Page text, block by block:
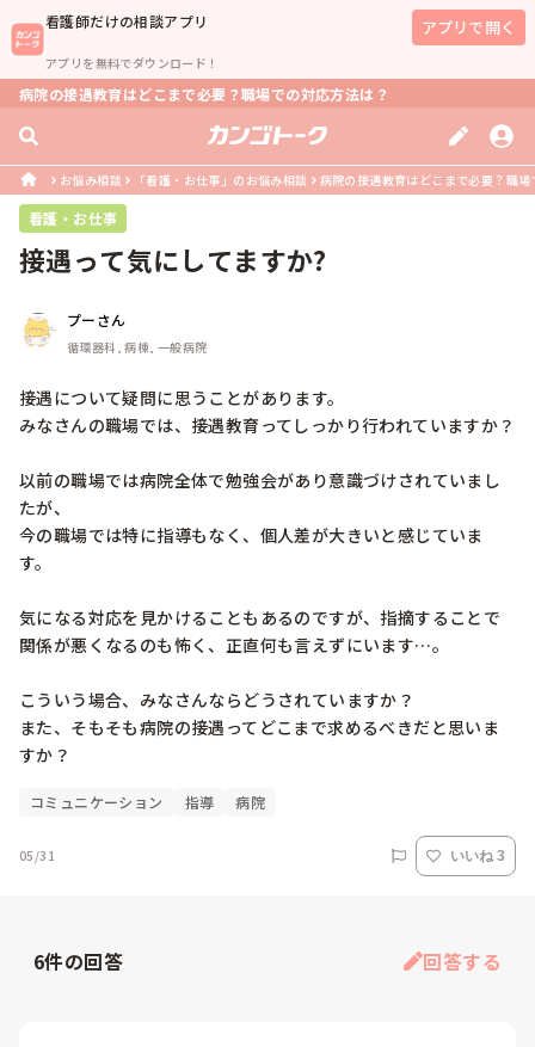
看護師だけの相談アプリ
アプリを無料でダウンロード！
アプリで開く
病院の接遇教育はどこまで必要？職場での対応方法は？
お悩み相談 「看護・お仕事」のお悩み相談 病院の接遇教育はどこまで必要？職
看護・お仕事
接遇って気にしてますか?
プーさん
循環器科, 病棟, 一般病院
接遇について疑問に思うことがあります。
みなさんの職場では、接遇教育ってしっかり行われていますか？
以前の職場では病院全体で勉強会があり意識づけされていまし
たが、
今の職場では特に指導もなく、個人差が大きいと感じていま
す。
気になる対応を見かけることもあるのですが、指摘することで
関係が悪くなるのも怖く、正直何も言えずにいます…。
こういう場合、みなさんならどうされていますか？
また、そもそも病院の接遇ってどこまで求めるべきだと思いま
すか？
コミュニケーション 指導 病院
05/31 いいね 3
6件の回答 回答する